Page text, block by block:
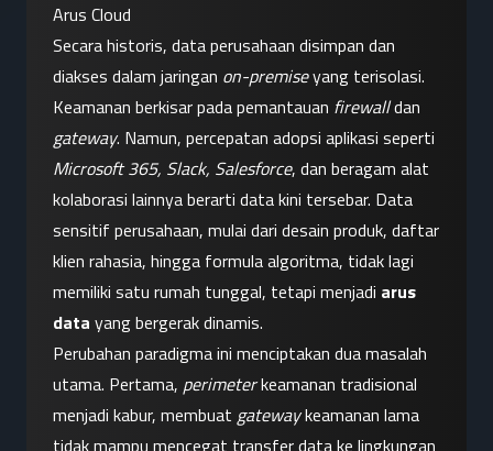
Arus Cloud
Secara historis, data perusahaan disimpan dan
diakses dalam jaringan on-premise yang terisolasi.
Keamanan berkisar pada pemantauan firewall
gateway
Microsoft 365, Slack, Salesforce, dan beragam alat
kolaborasi lainnya berarti data kini tersebar. Data
sensitif perusahaan, mulai dari desain produk, daftar
klien rahasia, hingga formula algoritma, tidak lagi
memiliki satu rumah tunggal, tetapi menjadi arus
data yang bergerak dinamis.
Perubahan paradigma ini menciptakan dua masalah
utama. Pertama, perimeter keamanan tradisional
menjadi kabur, membuat gateway keamanan lama